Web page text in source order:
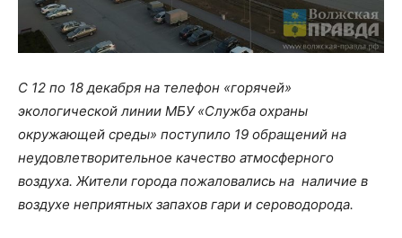
С 12 по 18 декабря на телефон «горячей»
экологической линии МБУ «Служба охраны
окружающей среды» поступило 19 обращений на
неудовлетворительное качество атмосферного
воздуха. Жители города пожаловались на наличие в
воздухе неприятных запахов гари и сероводорода.